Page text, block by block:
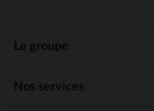
Le groupe
Nos services